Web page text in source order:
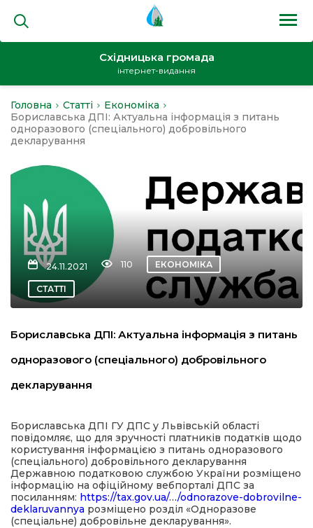
Східницька громада
інтернет-видання
Головна Статті
Економіка
Бориславська ДПІ: Актуальна інформація з питань
одноразового (спеціального) добровільного
декларування
24.11.2021 110 ЕКОНОМІКА
СТАТТІ
Бориславська ДПІ: Актуальна інформація з питань
одноразового (спеціального) добровільного
декларування
Бориславська ДПІ ГУ ДПС у Львівській області
повідомляє, що для зручності платників податків щодо
користування інформацією з питань одноразового
(спеціального) добровільного декларування
Державною податковою службою України розміщено
інформацію на офіційному вебпорталі ДПС за
посиланням: https://tax.gov.ua/…/odnorazove-dobrovilne-
deklaruvannya розміщено розділ «Одноразове
(спеціальне) добровільне декларування».